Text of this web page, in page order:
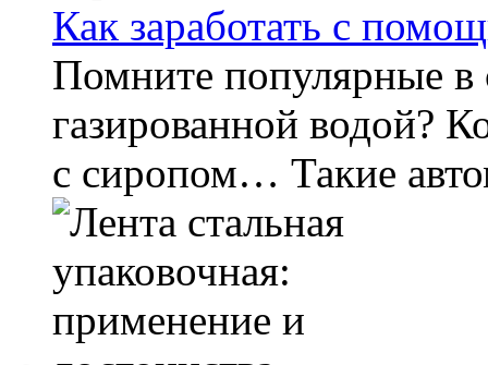
Как заработать с
Помните популярные в
газированной водой?
с сиропом… Такие